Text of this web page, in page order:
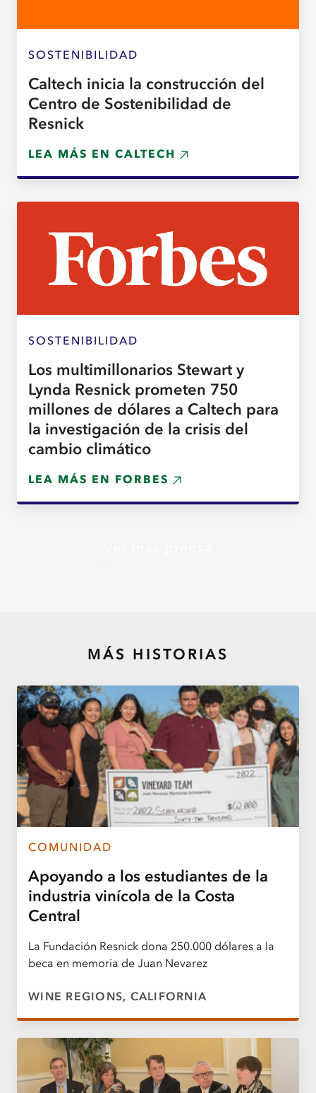
SOSTENIBILIDAD
Caltech inicia la construcción del
Centro de Sostenibilidad de
Resnick
LEA MÁS EN CALTECH
SOSTENIBILIDAD
Los multimillonarios Stewart y
Lynda Resnick prometen 750
millones de dólares a Caltech para
la investigación de la crisis del
cambio climático
LEA MÁS EN FORBES
MÁS HISTORIAS
COMUNIDAD
Apoyando a los estudiantes de la
industria vinícola de la Costa
Central
La Fundación Resnick dona 250.000 dólares a la
beca en memoria de Juan Nevarez
WINE REGIONS, CALIFORNIA